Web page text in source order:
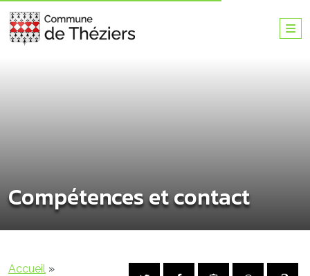
Compétences et contact
Accueil »